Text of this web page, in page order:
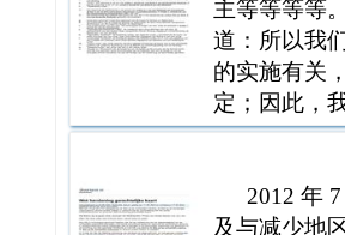
主等等等等
道：所以我
的实施有关
定；因此，
已批准并颁
第一章总则
2012 年
及与减少地